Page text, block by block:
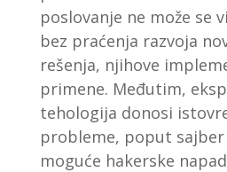
poslovanje ne može se
bez praćenja razvoja
rešenja, njihove
primene. Međutim,
tehologija donosi
probleme, poput
moguće hakerske